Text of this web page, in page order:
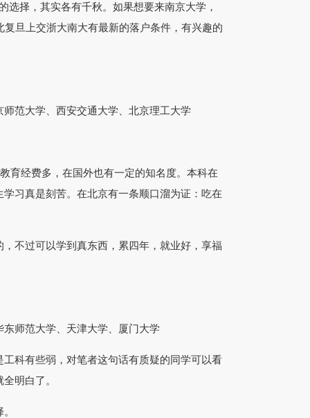
择，其实各有千秋。如果想要来南京大学，
旦上交浙大南大有最新的落户条件，有兴趣的
范大学、西安交通大学、北京理工大学
经费多，在国外也有一定的知名度。本科在
习真是刻苦。在北京有一条顺口溜为证：吃在
过可以学到真东西，累四年，就业好，享福
师范大学、天津大学、厦门大学
有些弱，对笔者这句话有质疑的同学可以看
明白了。